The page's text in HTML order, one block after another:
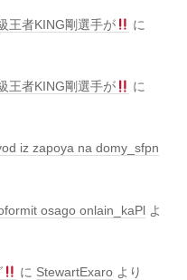
王者KING剛選手が
に
王者KING剛選手が
に
iz zapoya na domy_sfpn
osago onlain_kaPl よ
に StewartExaro より